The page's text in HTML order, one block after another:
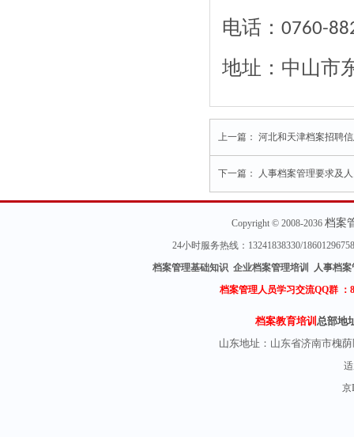
电话： 0760-
地址：中山市
上一篇： 河北和天津档案招聘
下一篇： 人事档案管理要求及
Copyright © 2008-2036 档案
24小时服务热线：13241838330/
档案管理基础知识 企业档案管理培训 人事档
档案管理人员学习交流QQ群 ：
档案教育培训总部地
山东地址： 山东省济南市槐
京